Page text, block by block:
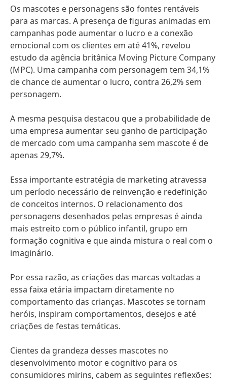
Os mascotes e personagens são fontes rentáveis
para as marcas. A presença de figuras animadas em
campanhas pode aumentar o lucro e a conexão
emocional com os clientes em até 41%, revelou
estudo da agência britânica Moving Picture Company
(MPC). Uma campanha com personagem tem 34,1%
de chance de aumentar o lucro, contra 26,2% sem
personagem.
A mesma pesquisa destacou que a probabilidade de
uma empresa aumentar seu ganho de participação
de mercado com uma campanha sem mascote é de
apenas 29,7%.
Essa importante estratégia de marketing atravessa
um período necessário de reinvenção e redefinição
de conceitos internos. O relacionamento dos
personagens desenhados pelas empresas é ainda
mais estreito com o público infantil, grupo em
formação cognitiva e que ainda mistura o real com o
imaginário.
Por essa razão, as criações das marcas voltadas a
essa faixa etária impactam diretamente no
comportamento das crianças. Mascotes se tornam
heróis, inspiram comportamentos, desejos e até
criações de festas temáticas.
Cientes da grandeza desses mascotes no
desenvolvimento motor e cognitivo para os
consumidores mirins, cabem as seguintes reflexões: